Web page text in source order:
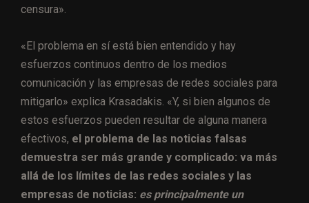
censura».
«El problema en sí está bien entendido y hay
esfuerzos continuos dentro de los medios
comunicación y las empresas de redes sociales para
mitigarlo» explica Krasadakis. «Y, si bien algunos de
estos esfuerzos pueden resultar de alguna manera
efectivos, el problema de las noticias falsas
demuestra ser más grande y complicado: va más
allá de los límites de las redes sociales y las
empresas de noticias: es principalmente un